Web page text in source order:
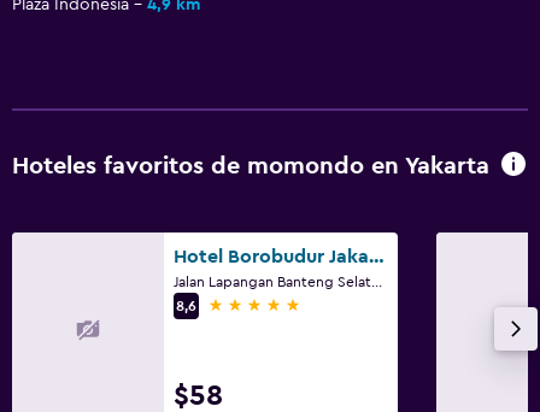
Plaza Indonesia
4,9 km
Hoteles favoritos de momondo en Yakarta
Hotel Borobudur Jakarta
8,6
5 estrellas
$58